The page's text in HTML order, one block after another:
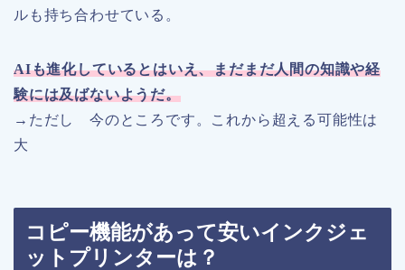
ルも持ち合わせている。
AIも進化しているとはいえ、まだまだ人間の知識や経
験には及ばないようだ。
→ただし 今のところです。これから超える可能性は
大
コピー機能があって安いインクジェ
ットプリンターは？